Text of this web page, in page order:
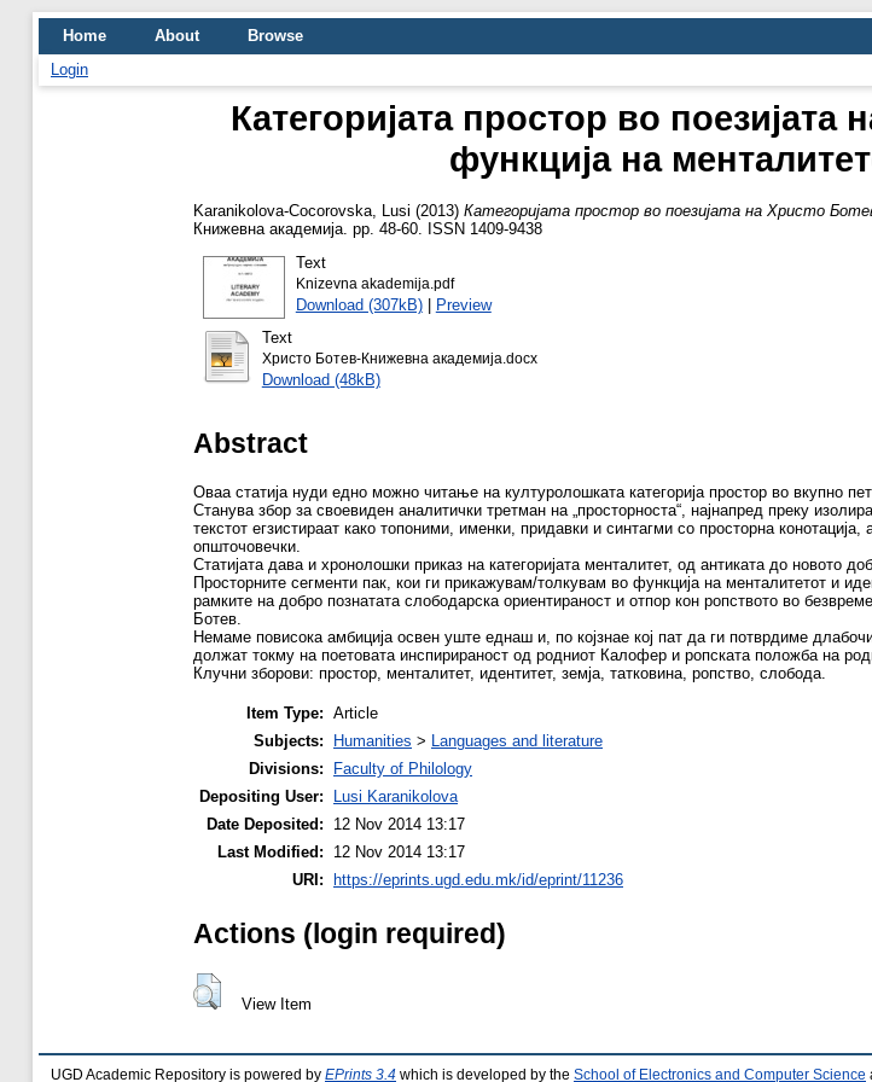
Home About
Browse
Login
Категоријата простор во
функција на
Karanikolova-Cocorovska, Lusi (2013) Категоријата простор во поезијата на Христо
Книжевна академија. pp. 48-60. ISSN 1409-9438
Text
Knizevna akademija.pdf
Download (307kB)| Preview
Text
Христо Ботев-Книжевна академија.docx
Download (48kB)
Abstract
Оваа статија нуди едно можно читање на културолошката категорија простор во вкупно
Станува збор за своевиден аналитички третман на „просторноста“, најнапред преку
текстот егзистираат како топоними, именки, придавки и синтагми со просторна
општочовечки.
Статијата дава и хронолошки приказ на категоријата менталитет, од антиката до новото
Просторните сегменти пак, кои ги прикажувам/толкувам во функција на менталитетот и
рамките на добро познатата слободарска ориентираност и отпор кон ропството во
Ботев.
Немаме повисока амбиција освен уште еднаш и, по којзнае кој пат да ги потврдиме
должат токму на поетовата инспирираност од родниот Калофер и ропската положба на
Клучни зборови: простор, менталитет, идентитет, земја, татковина, ропство, слобода.
Item Type: Article
Subjects:
Humanities > Languages and literature
Divisions:
Faculty of Philology
Depositing User:
Lusi Karanikolova
Date Deposited:
12 Nov 2014 13:17
Last Modified:
12 Nov 2014 13:17
URI:
https://eprints.ugd.edu.mk/id/eprint/11236
Actions (login required)
View Item
UGD Academic Repository is powered by EPrints 3.4 which is developed by the School of Electronics and Computer Science